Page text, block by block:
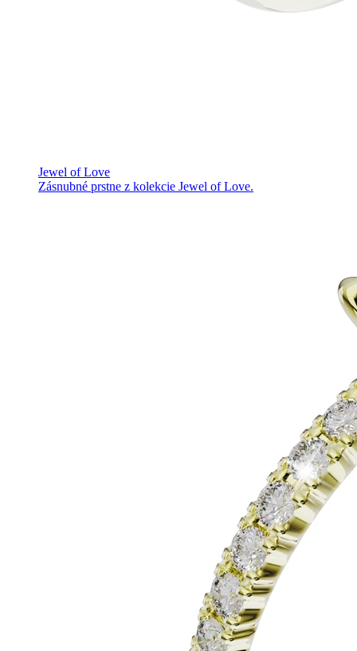
Jewel of Love
Zásnubné prstne z kolekcie Jewel of Love.